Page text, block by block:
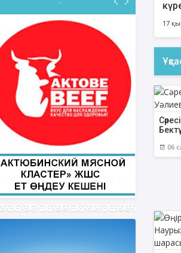
17
06
ФИҚҺ ДӘРІСТЕРІ
Нұрбол Смағұлов
""Нұр Ғасыр" облыстық мешітінің
наиб имамы
ТІКЕЛЕЙ ЭФИРДЕ
Аптаның сәрсенбі күндері сағат
21:00 (Ақтөбе уақытымен)
Біздің nur_gasyr Instagram
парақшамызда